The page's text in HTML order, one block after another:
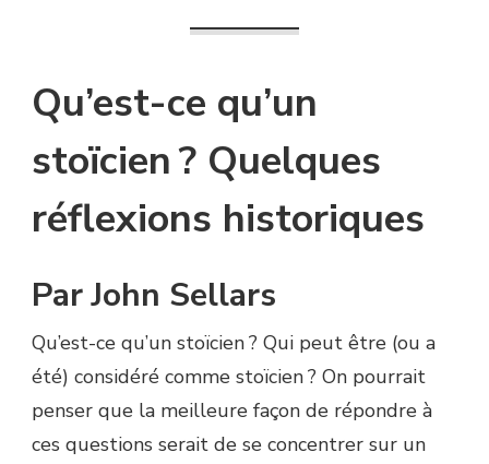
Qu’est-ce qu’un
stoïcien ? Quelques
réflexions historiques
Par John Sellars
Qu’est-ce qu’un stoïcien ? Qui peut être (ou a
été) considéré comme stoïcien ? On pourrait
penser que la meilleure façon de répondre à
ces questions serait de se concentrer sur un